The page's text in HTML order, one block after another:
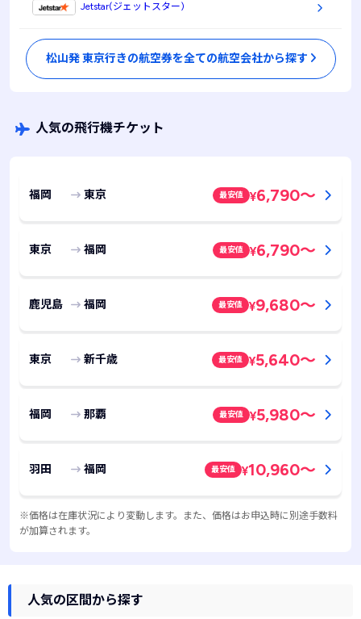
Jetstar(ジェットスター)
松山発 東京行きの航空券を全ての航空会社から探す
人気の飛行機チケット
福岡 東京 最安値 ¥6,790～
東京 福岡 最安値 ¥6,790～
鹿児島 福岡 最安値 ¥9,680～
東京 新千歳 最安値 ¥5,640～
福岡 那覇 最安値 ¥5,980～
羽田 福岡 最安値 ¥10,960～
※価格は在庫状況により変動します。また、価格はお申込時に別途手数料
が加算されます。
人気の区間から探す